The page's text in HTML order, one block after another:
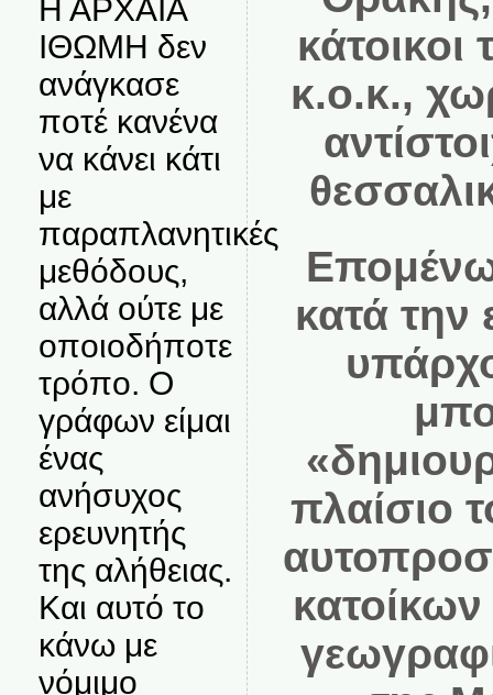
Η ΑΡΧΑΙΑ
ΙΘΩΜΗ δεν
ανάγκασε
ποτέ κανένα
να κάνει κάτι
με
παραπλανητικές
μεθόδους,
αλλά ούτε με
οποιοδήποτε
τρόπο. Ο
γράφων είμαι
ένας
ανήσυχος
ερευνητής
της αλήθειας.
Και αυτό το
κάνω με
νόμιμο
κ.ο.κ.,
κατά την
πλαίσιο